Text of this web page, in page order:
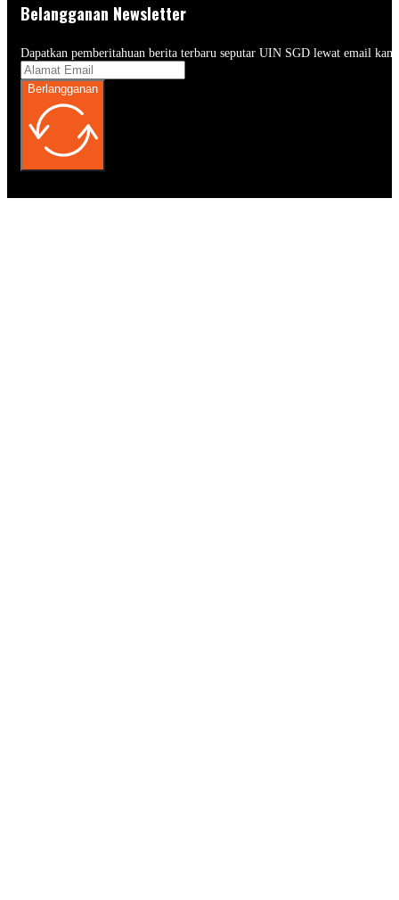
Belangganan Newsletter
Dapatkan pemberitahuan berita terbaru seputar UIN SGD lewat email
Berlangganan